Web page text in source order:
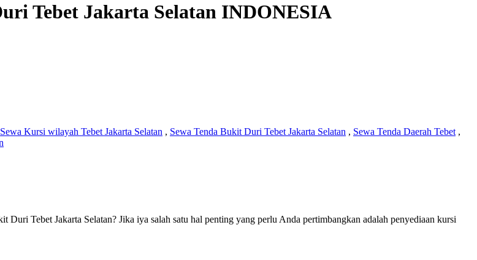
Tebet Jakarta Selatan INDONESIA
Sewa Kursi wilayah Tebet Jakarta Selatan , Sewa Tenda Bukit Duri Tebet Jakarta Selatan , Sewa Tenda Daerah Tebet ,
Tebet Jakarta Selatan? Jika iya salah satu hal penting yang perlu Anda pertimbangkan adalah penyediaan kursi